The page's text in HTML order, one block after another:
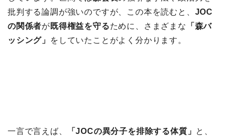
批判する論調が強いのですが、この本を読むと、 JOC
の関係者が 既得権益を守るために、さまざまな
「森バ
ッシング」
をしていたことがよく分かります。
一言で言えば、 「JOCの異分子を排除する体質」 と、